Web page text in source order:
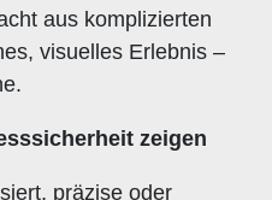
aus komplizierten
visuelles Erlebnis –
zeigen
präzise oder